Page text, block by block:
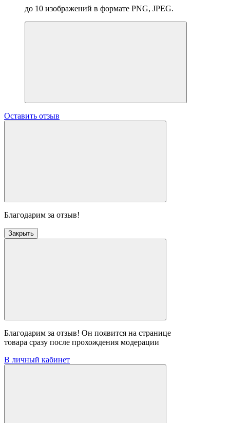
до 10 изображений в формате PNG, JPEG.
Оставить отзыв
Благодарим за отзыв!
Закрыть
Благодарим за отзыв! Он появится на странице
товара сразу после прохождения модерации
В личный кабинет